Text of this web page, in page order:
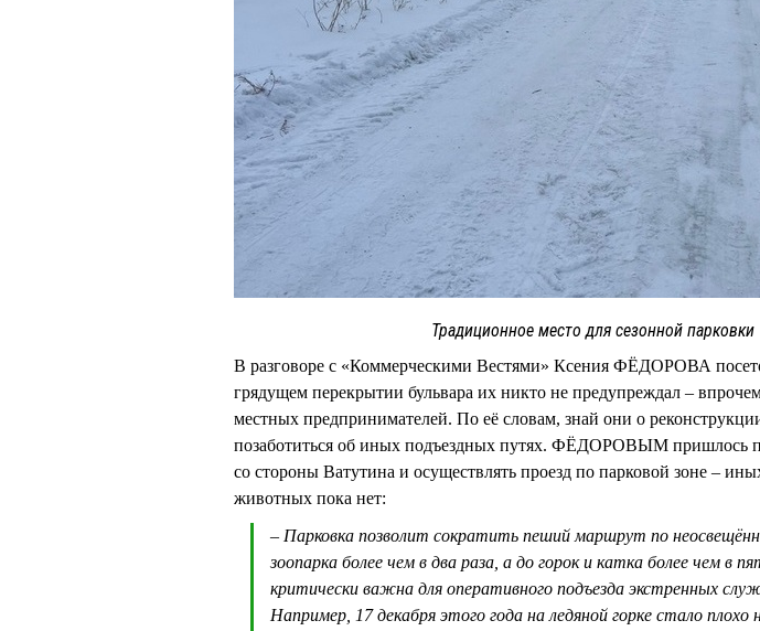
Традиционное место для сезонной парковки
В разговоре с «Коммерческими Вестями» Ксения ФЁДОРОВА
грядущем перекрытии бульвара их никто не предупреждал –
местных предпринимателей. По её словам, знай они о
позаботиться об иных подъездных путях. ФЁДОРОВЫМ пришлось
со стороны Ватутина и осуществлять проезд по парковой зоне –
животных пока нет:
– Парковка позволит сократить пеший маршрут по
зоопарка более чем в два раза, а до горок и катка более чем в
критически важна для оперативного подъезда экстренных
Например, 17 декабря этого года на ледяной горке стало плохо